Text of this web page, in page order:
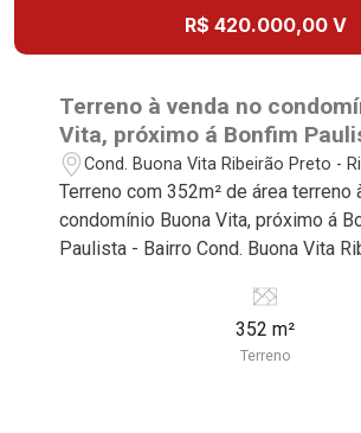
R$ 420.000,00 V
Terreno à venda no
Vita, próximo á Bonfim
Ribeirão Preto/SP.
Cond. Buona Vita Ribeirão Preto -
Preto/SP
Terreno com 352m² de área terreno
condomínio Buona Vita, próximo á
Paulista - Bairro Cond. Buona Vita
deste imóvel que a Martinelli
selecionou para você: - 352² de área terreno -
Condomínio fechado - Portaria 24Hrs Martinelli
352 m²
Terreno